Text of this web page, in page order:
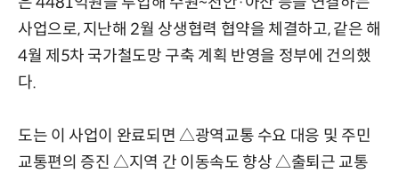
사업으로, 지난해 2월 상생협력 협약을 체결하고, 같은 해
4월 제5차 국가철도망 구축 계획 반영을 정부에 건의했
다.
도는 이 사업이 완료되면 △광역교통 수요 대응 및 주민
교통편의 증진 △지역 간 이동속도 향상 △출퇴근 교통